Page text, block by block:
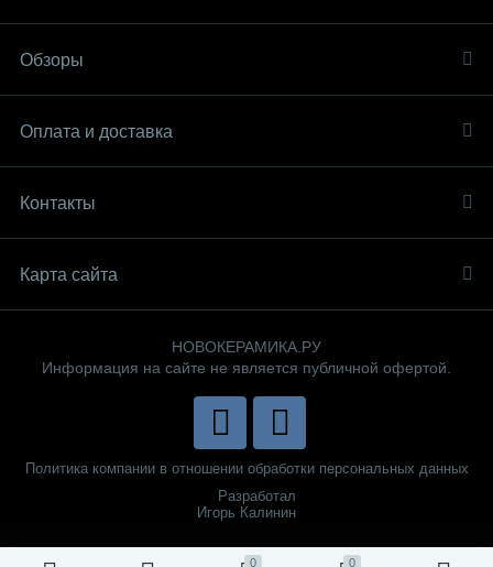
0 0
Обзоры
Оплата и доставка
Контакты
Карта сайта
НОВОКЕРАМИКА.РУ
Информация на сайте не является публичной офертой.
Политика компании в отношении обработки персональных данных
Разработал
Игорь Калинин